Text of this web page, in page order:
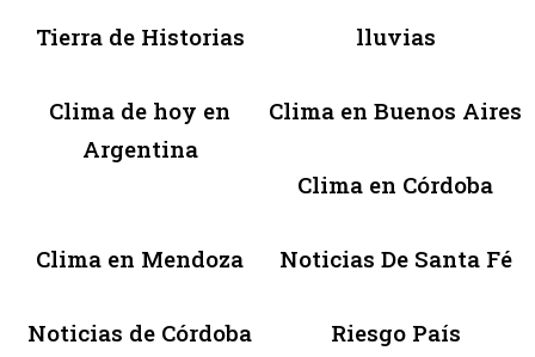
Tierra de Historias lluvias
Clima de hoy en
Argentina
Clima en Buenos Aires
Clima en Córdoba
Clima en Mendoza Noticias De Santa Fé
Noticias de Córdoba Riesgo País